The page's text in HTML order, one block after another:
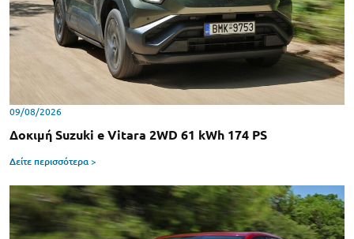
09/08/2026
Δοκιμή Suzuki e Vitara 2WD 61 kWh 174 PS
Δείτε περισσότερα >